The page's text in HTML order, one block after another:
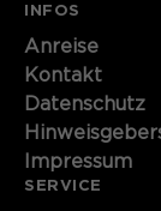
INFOS
Anreise
Kontakt
Datenschutz
Impressum
SERVICE